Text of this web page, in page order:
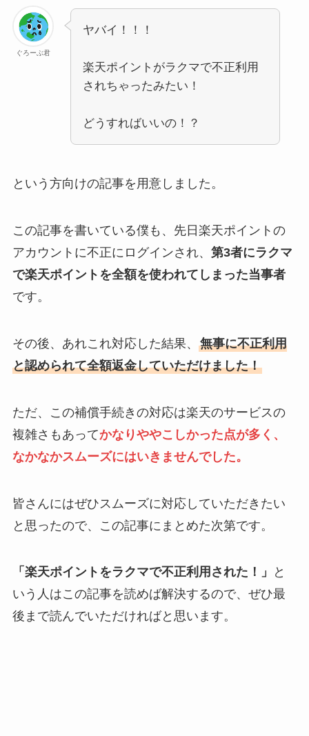
ぐろーぶ君
ヤバイ！！！
楽天ポイントがラクマで不正利用
されちゃったみたい！
どうすればいいの！？
という方向けの記事を用意しました。
この記事を書いている僕も、先日楽天ポイントの
アカウントに不正にログインされ、 第3者にラクマ
で楽天ポイントを全額を使われてしまった当事者
です。
その後、あれこれ対応した結果、 無事に不正利用
と認められて全額返金していただけました！
ただ、この補償手続きの対応は楽天のサービスの
複雑さもあってかなりややこしかった点が多く、
なかなかスムーズにはいきませんでした。
皆さんにはぜひスムーズに対応していただきたい
と思ったので、この記事にまとめた次第です。
「楽天ポイントをラクマで不正利用された！」
と
いう人はこの記事を読めば解決するので、ぜひ最
後まで読んでいただければと思います。